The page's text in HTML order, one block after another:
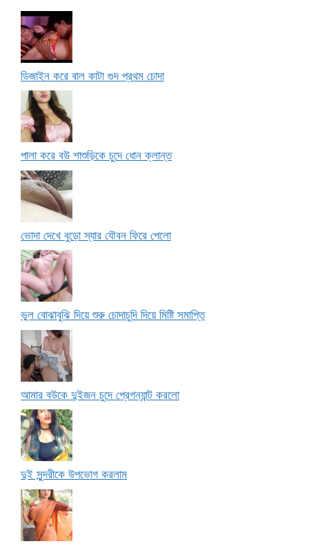
ডিজাইন করে বাল কাটা গুদ প্রথম চোদা
পালা করে বউ শাশুড়িকে চুদে ধোন ক্লান্ত
ভোদা দেখে বুড়ো স্যার যৌবন ফিরে পেলো
ভুল বোঝাবুঝি দিয়ে শুরু চোদাচুদি দিয়ে মিষ্টি সমাপ্তি
আমার বউকে দুইজন চুদে প্রেগন্যান্ট করলো
দুই সুন্দরীকে উপভোগ করলাম